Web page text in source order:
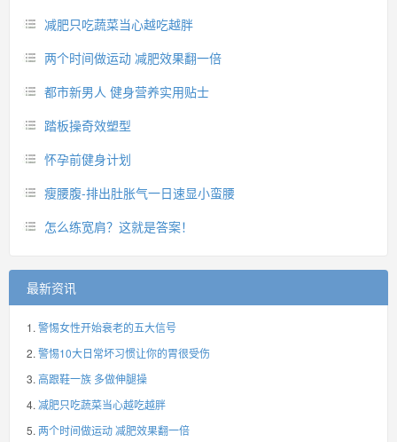
减肥只吃蔬菜当心越吃越胖
两个时间做运动 减肥效果翻一倍
都市新男人 健身营养实用贴士
踏板操奇效塑型
怀孕前健身计划
瘦腰腹-排出肚胀气一日速显小蛮腰
怎么练宽肩？这就是答案！
最新资讯
警惕女性开始衰老的五大信号
警惕10大日常坏习惯让你的胃很受伤
高跟鞋一族 多做伸腿操
减肥只吃蔬菜当心越吃越胖
两个时间做运动 减肥效果翻一倍